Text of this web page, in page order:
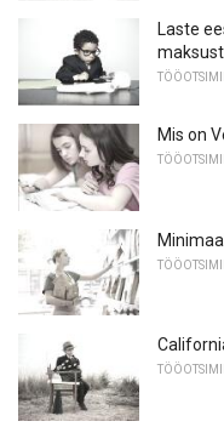
Laste
Mis on